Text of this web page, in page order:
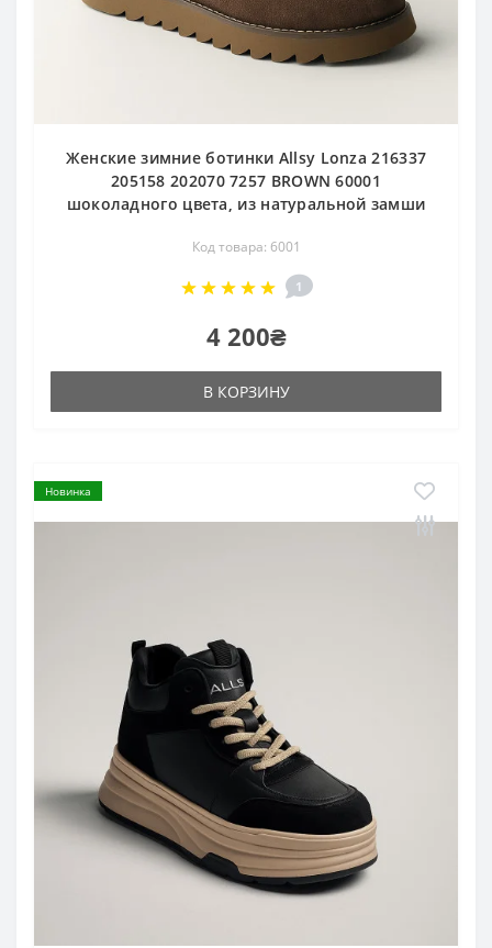
Женские зимние ботинки Allsy Lonza 216337
205158 202070 7257 BROWN 60001
шоколадного цвета, из натуральной замши
Код товара: 6001
1
4 200₴
В КОРЗИНУ
Новинка